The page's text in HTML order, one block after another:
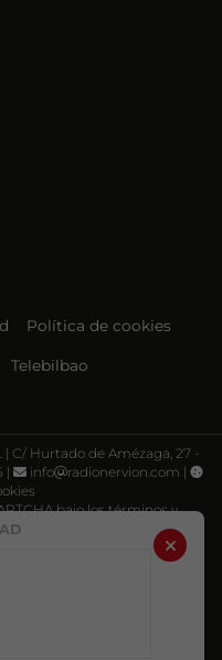
Política de cookies
Telebilbao
| C/ Hurtado de Amézaga, 27 -
| info
radionervion.com |
bajo los términos y
Términos de servicio